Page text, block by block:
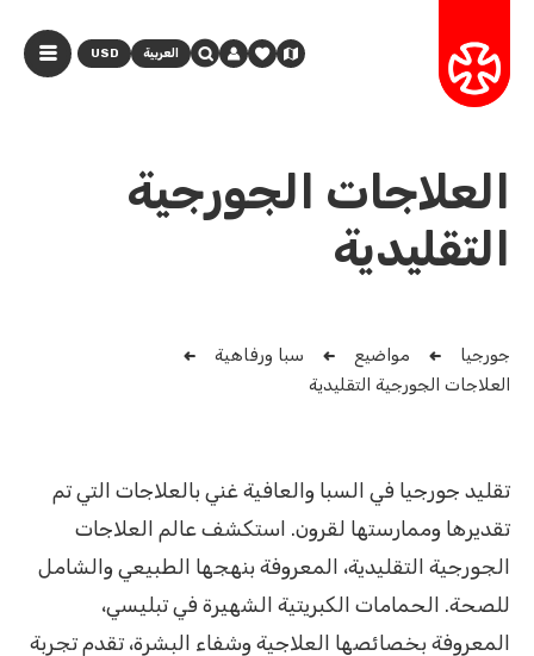
العربية USD
العلاجات الجورجية
التقليدية
جورجيا مواضيع
سبا ورفاهية
العلاجات الجورجية التقليدية
تقليد جورجيا في السبا والعافية غني بالعلاجات التي تم
تقديرها وممارستها لقرون. استكشف عالم العلاجات
الجورجية التقليدية، المعروفة بنهجها الطبيعي والشامل
للصحة. الحمامات الكبريتية الشهيرة في تبليسي،
المعروفة بخصائصها العلاجية وشفاء البشرة، تقدم تجربة